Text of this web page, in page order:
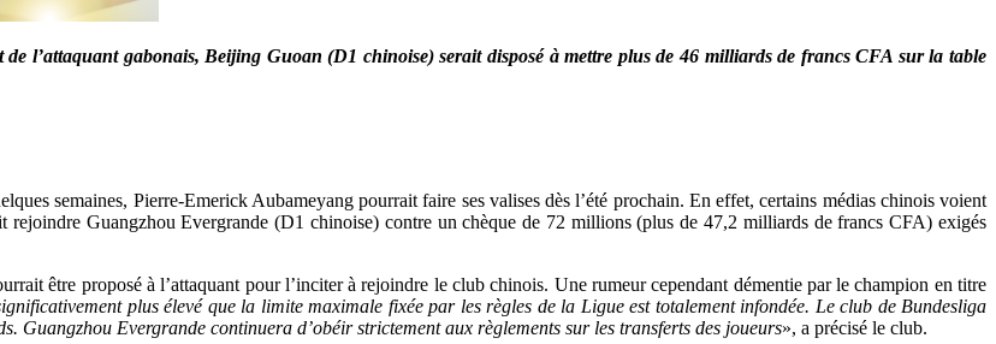
l’attaquant gabonais, Beijing Guoan (D1 chinoise) serait disposé à mettre plus de 46 milliards de francs CFA sur la table
semaines, Pierre-Emerick Aubameyang pourrait faire ses valises dès l’été prochain. En effet, certains médias chinois voient
rejoindre Guangzhou Evergrande (D1 chinoise) contre un chèque de 72 millions (plus de 47,2 milliards de francs CFA) exigés
être proposé à l’attaquant pour l’inciter à rejoindre le club chinois. Une rumeur cependant démentie par le champion en titre
plus élevé que la limite maximale fixée par les règles de la Ligue est totalement infondée. Le club de Bundesliga
Guangzhou Evergrande continuera d’obéir strictement aux règlements sur les transferts des joueurs», a précisé le club.